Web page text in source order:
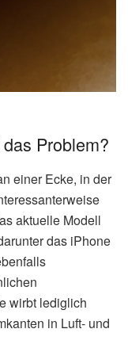
Problem?
einer Ecke, in der
aktuelle Modell
das iPhone
wirbt lediglich
in Luft- und